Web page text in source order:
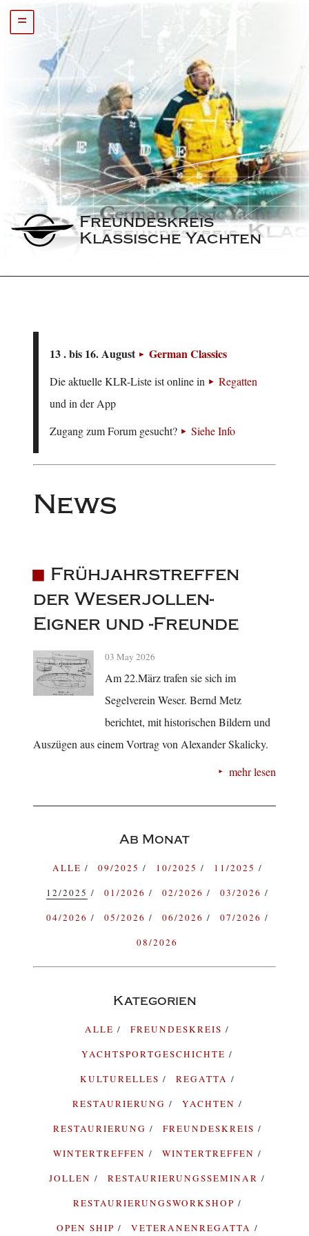
=
Freundeskreis
Klassische Yachten
13 . bis 16. August German Classics
Die aktuelle KLR-Liste ist online in
Regatten
und in der App
Zugang zum Forum gesucht?
Siehe Info
News
Frühjahrstreffen
der Weserjollen-
Eigner und -Freunde
03 May 2026
Am 22.März trafen sie sich im
Segelverein Weser. Bernd Metz
berichtet, mit historischen Bildern und
Auszügen aus einem Vortrag von Alexander Skalicky.
mehr lesen
Ab Monat
ALLE 09/2025 10/2025
11/2025
12/2025
01/2026 02/2026
03/2026
04/2026
05/2026 06/2026
07/2026
08/2026
Kategorien
ALLE
FREUNDESKREIS
YACHTSPORTGESCHICHTE
KULTURELLES
REGATTA
RESTAURIERUNG
YACHTEN
RESTAURIERUNG
FREUNDESKREIS
WINTERTREFFEN
WINTERTREFFEN
JOLLEN
RESTAURIERUNGSSEMINAR
RESTAURIERUNGSWORKSHOP
OPEN SHIP
VETERANENREGATTA